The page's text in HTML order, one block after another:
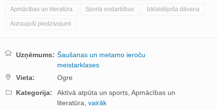
Apmācības un literatūra Sporta nodarbības Izklaidējoša dāvana
Aizraujoši piedzīvojumi
Uzņēmums: Šaušanas un metamo ieroču
meistarklases
Vieta:
Ogre
Kategorija:
Aktīvā atpūta un sports, Apmācības un
literatūra, vairāk